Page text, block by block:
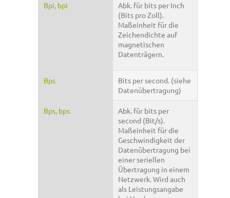
Bpi, bpi
Abk. für bits per Inch
(Bits pro Zoll).
Maßeinheit für die
Zeichendichte auf
magnetischen
Datenträgern.
Bps
Bits per second. (siehe
Datenübertragung)
Bps, bps
Abk. für bits per
second (Bit/s).
Maßeinheit für die
Geschwindigkeit der
Datenübertragung bei
einer seriellen
Übertragung in einem
Netzwerk. Wird auch
als Leistungsangabe